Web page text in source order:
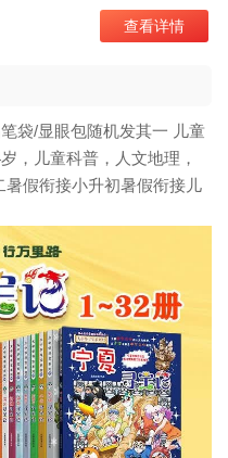
查看详情
袋/显眼包随机发其一 儿童
，儿童科普，人文地理，
假衔接小升初暑假衔接儿